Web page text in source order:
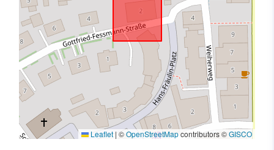
Leaflet | ©OpenStreetMapcontributors ©GISCO